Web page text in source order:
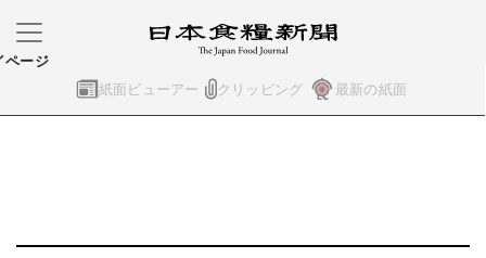
紙面ビューアー クリッピング 最新の紙面
ページ